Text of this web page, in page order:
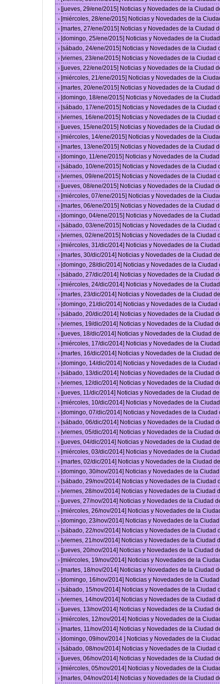
› [jueves, 29/ene/2015] Noticias y Novedades de la Ciudad
› [miércoles, 28/ene/2015] Noticias y Novedades de la
› [martes, 27/ene/2015] Noticias y Novedades de la Ciudad
› [domingo, 25/ene/2015] Noticias y Novedades de la
› [sábado, 24/ene/2015] Noticias y Novedades de la Ciudad
› [viernes, 23/ene/2015] Noticias y Novedades de la Ciudad
› [jueves, 22/ene/2015] Noticias y Novedades de la Ciudad
› [miércoles, 21/ene/2015] Noticias y Novedades de la
› [martes, 20/ene/2015] Noticias y Novedades de la Ciudad
› [domingo, 18/ene/2015] Noticias y Novedades de la
› [sábado, 17/ene/2015] Noticias y Novedades de la Ciudad
› [viernes, 16/ene/2015] Noticias y Novedades de la Ciudad
› [jueves, 15/ene/2015] Noticias y Novedades de la Ciudad
› [miércoles, 14/ene/2015] Noticias y Novedades de la
› [martes, 13/ene/2015] Noticias y Novedades de la Ciudad
› [domingo, 11/ene/2015] Noticias y Novedades de la
› [sábado, 10/ene/2015] Noticias y Novedades de la Ciudad
› [viernes, 09/ene/2015] Noticias y Novedades de la Ciudad
› [jueves, 08/ene/2015] Noticias y Novedades de la Ciudad
› [miércoles, 07/ene/2015] Noticias y Novedades de la
› [martes, 06/ene/2015] Noticias y Novedades de la Ciudad
› [domingo, 04/ene/2015] Noticias y Novedades de la
› [sábado, 03/ene/2015] Noticias y Novedades de la Ciudad
› [viernes, 02/ene/2015] Noticias y Novedades de la Ciudad
› [miércoles, 31/dic/2014] Noticias y Novedades de la
› [martes, 30/dic/2014] Noticias y Novedades de la Ciudad
› [domingo, 28/dic/2014] Noticias y Novedades de la
› [sábado, 27/dic/2014] Noticias y Novedades de la Ciudad
› [miércoles, 24/dic/2014] Noticias y Novedades de la
› [martes, 23/dic/2014] Noticias y Novedades de la Ciudad
› [domingo, 21/dic/2014] Noticias y Novedades de la
› [sábado, 20/dic/2014] Noticias y Novedades de la Ciudad
› [viernes, 19/dic/2014] Noticias y Novedades de la Ciudad
› [jueves, 18/dic/2014] Noticias y Novedades de la Ciudad
› [miércoles, 17/dic/2014] Noticias y Novedades de la
› [martes, 16/dic/2014] Noticias y Novedades de la Ciudad
› [domingo, 14/dic/2014] Noticias y Novedades de la
› [sábado, 13/dic/2014] Noticias y Novedades de la Ciudad
› [viernes, 12/dic/2014] Noticias y Novedades de la Ciudad
› [jueves, 11/dic/2014] Noticias y Novedades de la Ciudad
› [miércoles, 10/dic/2014] Noticias y Novedades de la
› [domingo, 07/dic/2014] Noticias y Novedades de la
› [sábado, 06/dic/2014] Noticias y Novedades de la Ciudad
› [viernes, 05/dic/2014] Noticias y Novedades de la Ciudad
› [jueves, 04/dic/2014] Noticias y Novedades de la Ciudad
› [miércoles, 03/dic/2014] Noticias y Novedades de la
› [martes, 02/dic/2014] Noticias y Novedades de la Ciudad
› [domingo, 30/nov/2014] Noticias y Novedades de la
› [sábado, 29/nov/2014] Noticias y Novedades de la Ciudad
› [viernes, 28/nov/2014] Noticias y Novedades de la Ciudad
› [jueves, 27/nov/2014] Noticias y Novedades de la Ciudad
› [miércoles, 26/nov/2014] Noticias y Novedades de la
› [domingo, 23/nov/2014] Noticias y Novedades de la
› [sábado, 22/nov/2014] Noticias y Novedades de la Ciudad
› [viernes, 21/nov/2014] Noticias y Novedades de la Ciudad
› [jueves, 20/nov/2014] Noticias y Novedades de la Ciudad
› [miércoles, 19/nov/2014] Noticias y Novedades de la
› [martes, 18/nov/2014] Noticias y Novedades de la Ciudad
› [domingo, 16/nov/2014] Noticias y Novedades de la
› [sábado, 15/nov/2014] Noticias y Novedades de la Ciudad
› [viernes, 14/nov/2014] Noticias y Novedades de la Ciudad
› [jueves, 13/nov/2014] Noticias y Novedades de la Ciudad
› [miércoles, 12/nov/2014] Noticias y Novedades de la
› [martes, 11/nov/2014] Noticias y Novedades de la Ciudad
› [domingo, 09/nov/2014 ] Noticias y Novedades de la
› [sábado, 08/nov/2014] Noticias y Novedades de la Ciudad
› [jueves, 06/nov/2014] Noticias y Novedades de la Ciudad
› [miércoles, 05/nov/2014] Noticias y Novedades de la
› [martes, 04/nov/2014] Noticias y Novedades de la Ciudad